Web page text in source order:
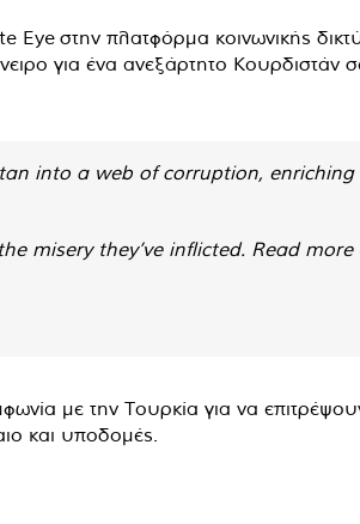
στην πλατφόρμα κοινωνικής
για ένα ανεξάρτητο Κουρδιστάν
into a web of corruption,
misery they’ve inflicted. Read
με την Τουρκία για να επιτρέψουν
και υποδομές.